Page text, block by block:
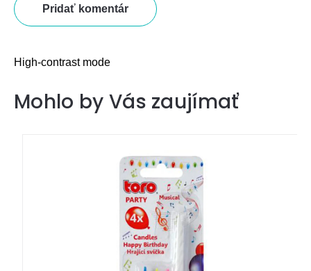
Pridať komentár
High-contrast mode
Mohlo by Vás zaujímať